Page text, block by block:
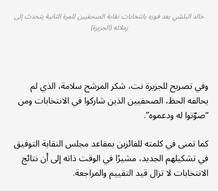
خالد البلشي بعد فوزه بانتخابات نقابة الصحفيين للمرة الثانية يتحدث إلى
زملائه (الجزيرة)
وفي تصريح للجزيرة نت، شكر المرشح سلامة، الذي لم
يحالفه الحظ، الصحفيين الذين شاركوا في الانتخابات ومن
“صوّتوا له ودعموه”.
كما تمنى في كلمته للفائزين بمقاعد مجلس النقابة التوفيق
في تشكيلهم الجديد، مشيرًا في الوقت ذاته إلى أن نتائج
الانتخابات لا تزال قيد التقييم والمراجعة.